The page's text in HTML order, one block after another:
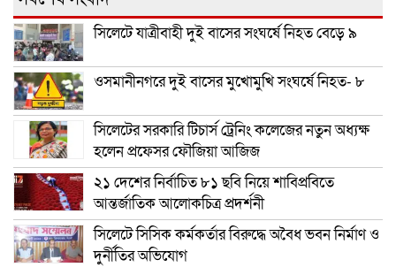
সিলেটে যাত্রীবাহী দুই বাসের সংঘর্ষে নিহত বেড়ে ৯
ওসমানীনগরে দুই বাসের মুখোমুখি সংঘর্ষে নিহত- ৮
সিলেটের সরকারি টিচার্স ট্রেনিং কলেজের নতুন অধ্যক্ষ
হলেন প্রফেসর ফৌজিয়া আজিজ
২১ দেশের নির্বাচিত ৮১ ছবি নিয়ে শাবিপ্রবিতে
আন্তর্জাতিক আলোকচিত্র প্রদর্শনী
সিলেটে সিসিক কর্মকর্তার বিরুদ্ধে অবৈধ ভবন নির্মাণ ও
দুর্নীতির অভিযোগ